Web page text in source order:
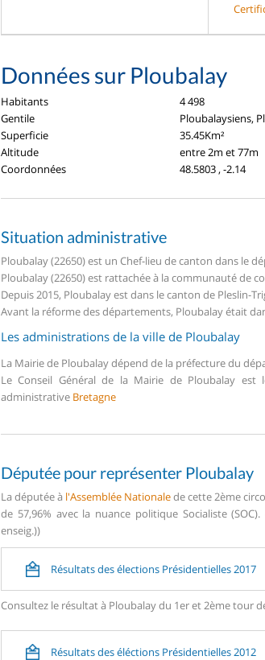
Données sur Ploubalay
Habitants
4 498
Gentile
Ploubalaysiens,
Superficie
35.45Km²
Altitude
entre 2m et 77m
Coordonnées
48.5803 , -2.14
Situation administrative
Ploubalay (22650) est un Chef-lieu de canton dans le
Ploubalay (22650) est rattachée à la communauté de
Depuis 2015, Ploubalay est dans le canton de Pleslin-
Avant la réforme des départements, Ploubalay était
Les administrations de la ville de Ploubalay
La Mairie de Ploubalay dépend de la préfecture du
Le Conseil Général de la Mairie de Ploubalay est
administrative Bretagne
Députée pour représenter Ploubalay
La députée à l'Assemblée Nationalede cette 2ème
de 57,96% avec la nuance politique Socialiste
enseig.))
Résultats des élections Présidentielles 2017
Consultez le résultat à Ploubalay du 1er et 2ème tour
Résultats des éléctions Présidentielles 2012